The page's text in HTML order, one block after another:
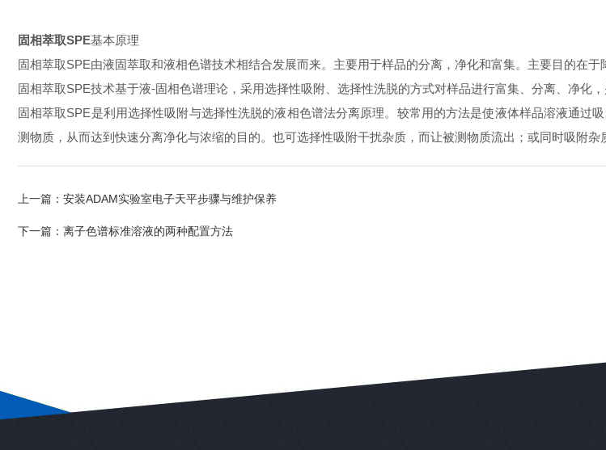
固相萃取SPE基本原理
固相萃取SPE由液固萃取和液相色谱技术相结合发展而来。主要用于样品的分离，净化和富集。主要目的在于
固相萃取SPE技术基于液-固相色谱理论，采用选择性吸附、选择性洗脱的方式对样品进行富集、分离、净化
固相萃取SPE是利用选择性吸附与选择性洗脱的液相色谱法分离原理。较常用的方法是使液体样品溶液通
测物质，从而达到快速分离净化与浓缩的目的。也可选择性吸附干扰杂质，而让被测物质流出；或同时吸附杂
上一篇： 安装ADAM实验室电子天平步骤与维护保养
下一篇： 离子色谱标准溶液的两种配置方法